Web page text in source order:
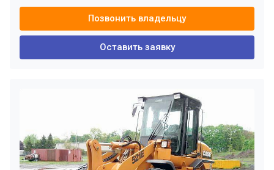
Позвонить владельцу
Оставить заявку